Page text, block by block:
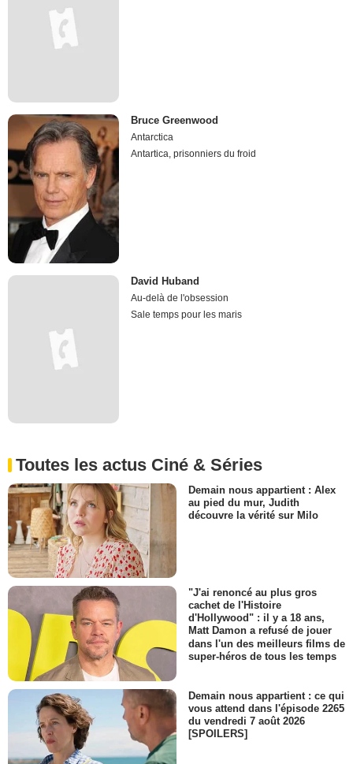
Bruce Greenwood
Antarctica
Antartica, prisonniers du froid
David Huband
Au-delà de l'obsession
Sale temps pour les maris
Toutes les actus Ciné & Séries
Demain nous appartient : Alex
au pied du mur, Judith
découvre la vérité sur Milo
"J'ai renoncé au plus gros
cachet de l'Histoire
d'Hollywood" : il y a 18 ans,
Matt Damon a refusé de jouer
dans l'un des meilleurs films de
super-héros de tous les temps
Demain nous appartient : ce qui
vous attend dans l'épisode 2265
du vendredi 7 août 2026
[SPOILERS]